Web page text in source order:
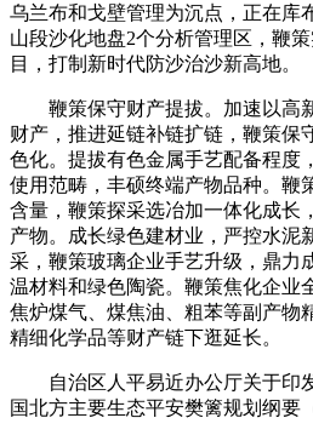
乌兰布和戈壁管理为沉点，正在库
山段沙化地盘2个分析管理区，鞭
目，打制新时代防沙治沙新高地。
鞭策保守财产提拔。加速以高
财产，推进延链补链扩链，鞭策保
色化。提拔有色金属手艺配备程度
使用范畴，丰硕终端产物品种。鞭
含量，鞭策探采选冶加一体化成长
产物。成长绿色建材业，严控水泥
采，鞭策玻璃企业手艺升级，鼎力
温材料和绿色陶瓷。鞭策焦化企业
焦炉煤气、煤焦油、粗苯等副产物
精细化学品等财产链下逛延长。
自治区人平易近办公厅关于印
国北方主要生态平安樊篱规划纲要